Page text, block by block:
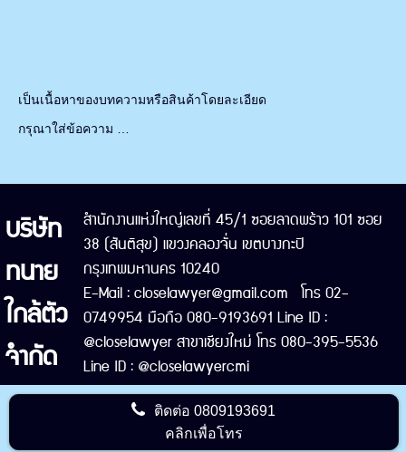
เป็นเนื้อหาของบทความหรือสินค้าโดยละเอียด
กรุณาใส่ข้อความ …
บริษัท
ทนาย
ใกล้ตัว
จำกัด
สำนักงานแห่งใหญ่เลขที่ 45/1 ซอยลาดพร้าว 101 ซอย
38 (สันติสุข) แขวงคลองจั่น เขตบางกะปิ
กรุงเทพมหานคร 10240
E-Mail : closelawyer@gmail.com โทร 02-
0749954 มือถือ 080-9193691 Line ID :
@closelawyer สาขาเชียงใหม่ โทร 080-395-5536
Line ID : @closelawyercmi
ติดต่อ0809193691
คลิกเพื่อโทร